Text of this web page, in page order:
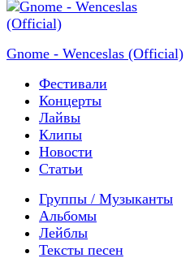
Gnome - Wenceslas (Official)
Фестивали
Концерты
Лайвы
Клипы
Новости
Статьи
Группы / Музыканты
Альбомы
Лейблы
Тексты песен